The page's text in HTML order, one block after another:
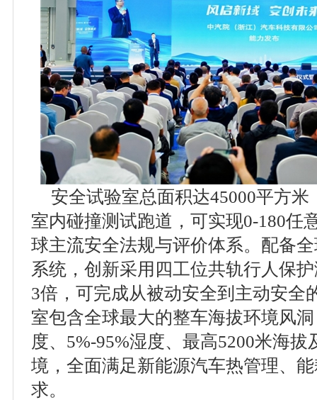
安全试验室总面积达45000平方米
室内碰撞测试跑道，可实现0-180任
球主流安全法规与评价体系。配备
系统，创新采用四工位共轨行人保
3倍，可完成从被动安全到主动安全
室包含全球最大的整车海拔环境风
度、5%-95%湿度、最高5200米海
境，全面满足新能源汽车热管理、
求。